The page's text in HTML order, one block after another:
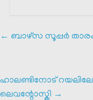
← ബാഴ്സ സൂപ്പർ താരം
ഹാലണ്ടിനോട്‌
ലെവന്റോസ്കി →